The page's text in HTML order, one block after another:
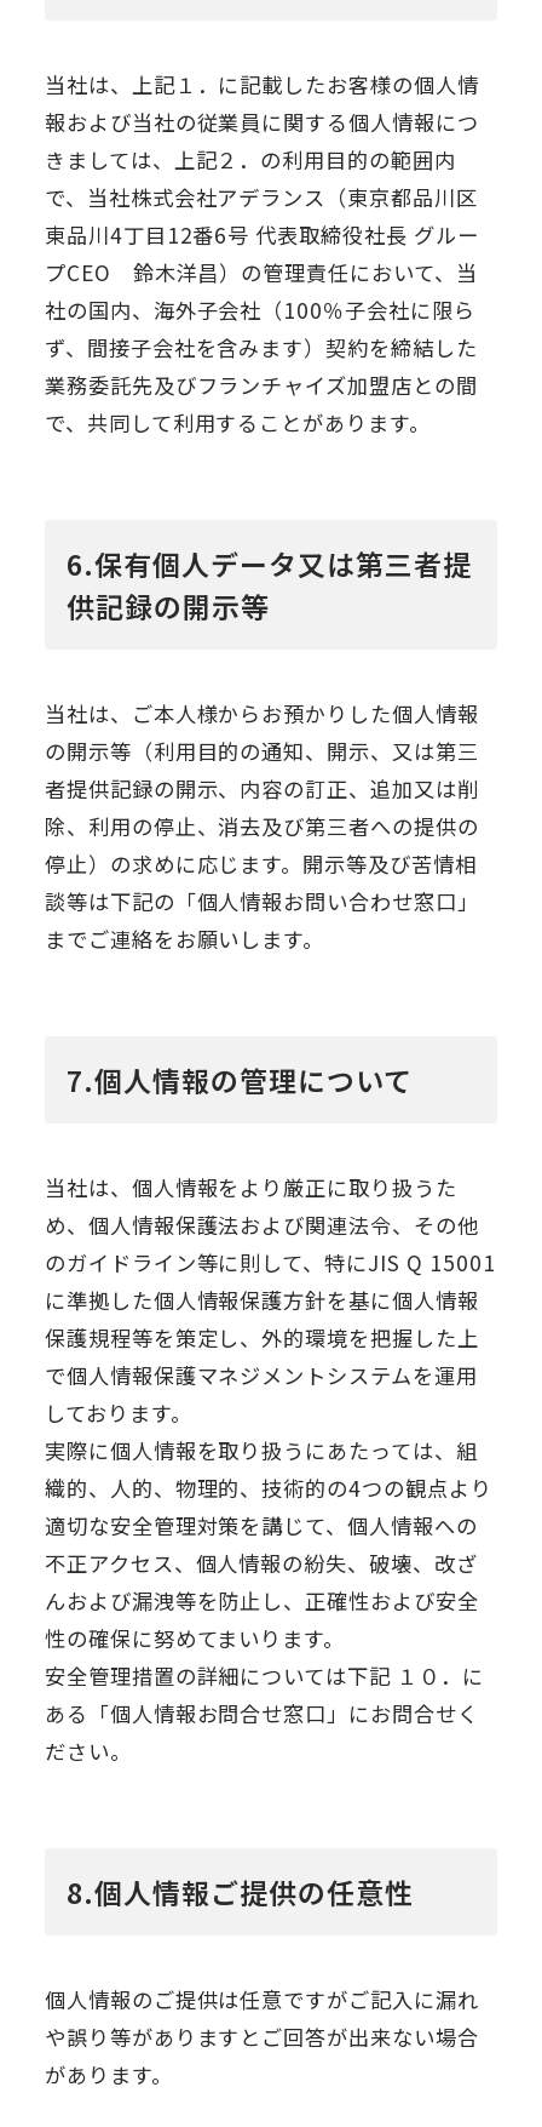
当社は、上記１．に記載したお客様の個人情
報および当社の従業員に関する個人情報につ
きましては、上記２．の利用目的の範囲内
で、当社株式会社アデランス（東京都品川区
東品川4丁目12番6号 代表取締役社長 グルー
プCEO 鈴木洋昌）の管理責任において、当
社の国内、海外子会社（100％子会社に限ら
ず、間接子会社を含みます）契約を締結した
業務委託先及びフランチャイズ加盟店との間
で、共同して利用することがあります。
6.保有個人データ又は第三者提
供記録の開示等
当社は、ご本人様からお預かりした個人情報
の開示等（利用目的の通知、開示、又は第三
者提供記録の開示、内容の訂正、追加又は削
除、利用の停止、消去及び第三者への提供の
停止）の求めに応じます。開示等及び苦情相
談等は下記の「個人情報お問い合わせ窓口」
までご連絡をお願いします。
7.個人情報の管理について
当社は、個人情報をより厳正に取り扱うた
め、個人情報保護法および関連法令、その他
のガイドライン等に則して、特にJIS Q 15001
に準拠した個人情報保護方針を基に個人情報
保護規程等を策定し、外的環境を把握した上
で個人情報保護マネジメントシステムを運用
しております。
実際に個人情報を取り扱うにあたっては、組
織的、人的、物理的、技術的の4つの観点より
適切な安全管理対策を講じて、個人情報への
不正アクセス、個人情報の紛失、破壊、改ざ
んおよび漏洩等を防止し、正確性および安全
性の確保に努めてまいります。
安全管理措置の詳細については下記 １０．に
ある「個人情報お問合せ窓口」にお問合せく
ださい。
8.個人情報ご提供の任意性
個人情報のご提供は任意ですがご記入に漏れ
や誤り等がありますとご回答が出来ない場合
があります。